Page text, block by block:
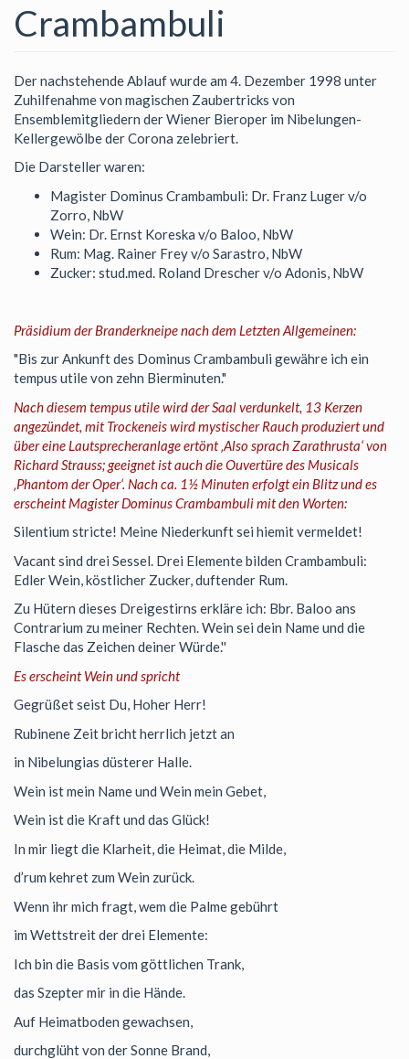
Crambambuli
Der nachstehende Ablauf wurde am 4. Dezember 1998 unter
Zuhilfenahme von magischen Zaubertricks von
Ensemblemitgliedern der Wiener Bieroper im Nibelungen-
Kellergewölbe der Corona zelebriert.
Die Darsteller waren:
Magister Dominus Crambambuli: Dr. Franz Luger v/o
Zorro, NbW
Wein: Dr. Ernst Koreska v/o Baloo, NbW
Rum: Mag. Rainer Frey v/o Sarastro, NbW
Zucker: stud.med. Roland Drescher v/o Adonis, NbW
Präsidium der Branderkneipe nach dem Letzten Allgemeinen:
"Bis zur Ankunft des Dominus Crambambuli gewähre ich ein
tempus utile von zehn Bierminuten."
Nach diesem tempus utile wird der Saal verdunkelt, 13 Kerzen
angezündet, mit Trockeneis wird mystischer Rauch produziert und
über eine Lautsprecheranlage ertönt ‚Also sprach Zarathrusta‘ von
Richard Strauss; geeignet ist auch die Ouvertüre des Musicals
‚Phantom der Oper‘. Nach ca. 1½ Minuten erfolgt ein Blitz und es
erscheint Magister Dominus Crambambuli mit den Worten:
Silentium stricte! Meine Niederkunft sei hiemit vermeldet!
Vacant sind drei Sessel. Drei Elemente bilden Crambambuli:
Edler Wein, köstlicher Zucker, duftender Rum.
Zu Hütern dieses Dreigestirns erkläre ich: Bbr. Baloo ans
Contrarium zu meiner Rechten. Wein sei dein Name und die
Flasche das Zeichen deiner Würde.''
Es erscheint Wein und spricht
Gegrüßet seist Du, Hoher Herr!
Rubinene Zeit bricht herrlich jetzt an
in Nibelungias düsterer Halle.
Wein ist mein Name und Wein mein Gebet,
Wein ist die Kraft und das Glück!
In mir liegt die Klarheit, die Heimat, die Milde,
d’rum kehret zum Wein zurück.
Wenn ihr mich fragt, wem die Palme gebührt
im Wettstreit der drei Elemente:
Ich bin die Basis vom göttlichen Trank,
das Szepter mir in die Hände.
Auf Heimatboden gewachsen,
durchglüht von der Sonne Brand,